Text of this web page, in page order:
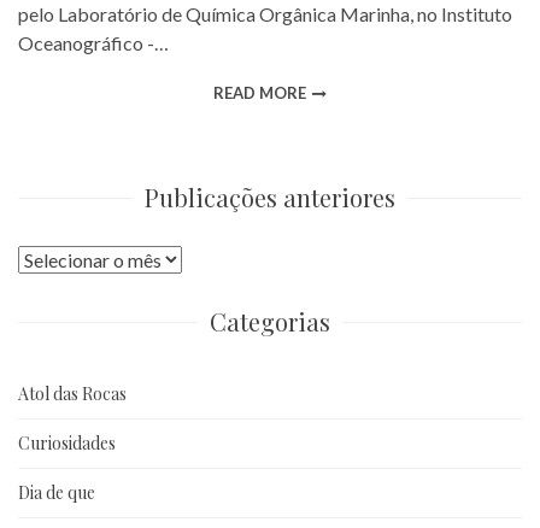
pelo Laboratório de Química Orgânica Marinha, no Instituto
Oceanográfico -…
READ MORE
Publicações anteriores
Publicações
Categorias
Atol das Rocas
Curiosidades
Dia de que